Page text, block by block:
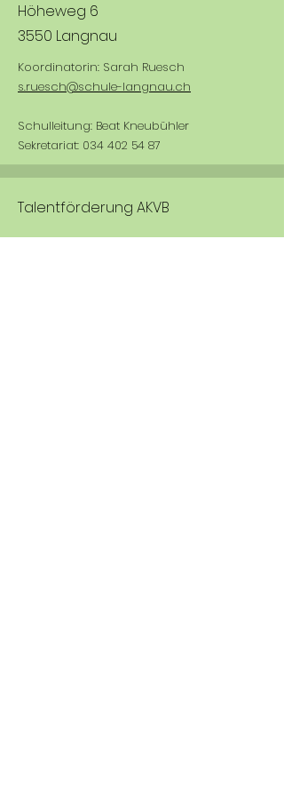
Höheweg 6
3550 Langnau
Koordinatorin: Sarah Ruesch
s.ruesch@schule-langnau.ch
Schulleitung: Beat Kneubühler
Sekretariat: 034 402 54 87
Talentförderung AKVB